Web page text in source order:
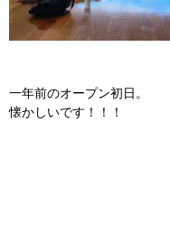
一年前のオープン初日。
懐かしいです！！！